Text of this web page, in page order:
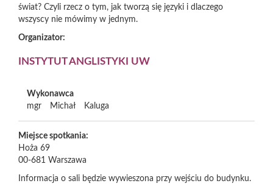
świat? Czyli rzecz o tym, jak tworzą się języki i dlaczego
wszyscy nie mówimy w jednym.
Organizator:
INSTYTUT ANGLISTYKI UW
Wykonawca
mgr
Michał Kaluga
Miejsce spotkania:
Hoża 69
00-681 Warszawa
Informacja o sali będzie wywieszona przy wejściu do budynku.